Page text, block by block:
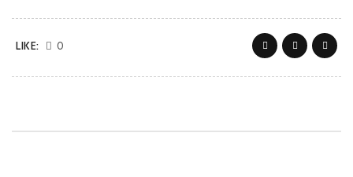
LIKE: 0